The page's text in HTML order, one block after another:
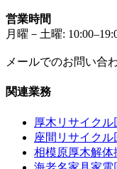
営業時間
月曜－土曜:
メールでのお問い合
関連業務
厚木リサイク
座間リサイク
相模原厚木解体